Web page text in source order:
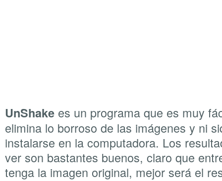
UnShake es un programa que es muy
elimina lo borroso de las imágenes y ni
instalarse en la computadora. Los
ver son bastantes buenos, claro que
tenga la imagen original, mejor será el